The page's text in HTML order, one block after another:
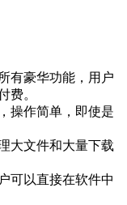
有豪华功能，用户
费。
操作简单，即使是
大文件和大量下载
可以直接在软件中